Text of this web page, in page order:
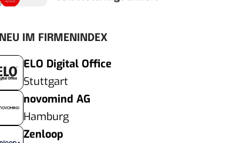
NEU IM FIRMENINDEX
ELO Digital Office
Stuttgart
novomind AG
Hamburg
Zenloop